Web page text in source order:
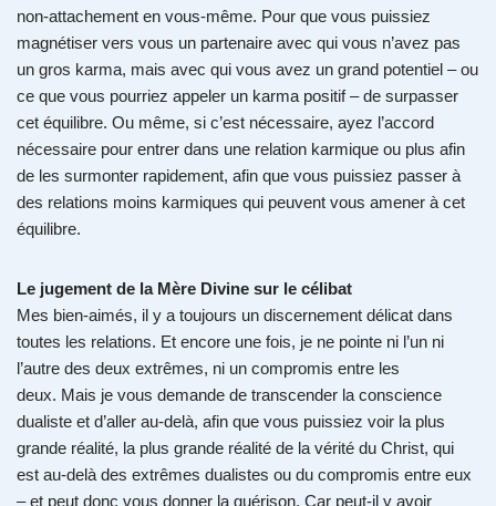
non-attachement en vous-même. Pour que vous puissiez
magnétiser vers vous un partenaire avec qui vous n’avez pas
un gros karma, mais avec qui vous avez un grand potentiel – ou
ce que vous pourriez appeler un karma positif – de surpasser
cet équilibre. Ou même, si c’est nécessaire, ayez l’accord
nécessaire pour entrer dans une relation karmique ou plus afin
de les surmonter rapidement, afin que vous puissiez passer à
des relations moins karmiques qui peuvent vous amener à cet
équilibre.
Le jugement de la Mère Divine sur le célibat
Mes bien-aimés, il y a toujours un discernement délicat dans
toutes les relations. Et encore une fois, je ne pointe ni l’un ni
l’autre des deux extrêmes, ni un compromis entre les
deux. Mais je vous demande de transcender la conscience
dualiste et d’aller au-delà, afin que vous puissiez voir la plus
grande réalité, la plus grande réalité de la vérité du Christ, qui
est au-delà des extrêmes dualistes ou du compromis entre eux
– et peut donc vous donner la guérison. Car peut-il y avoir